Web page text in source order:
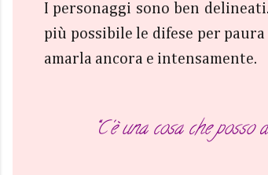
I personaggi sono ben
più possibile le difese per
amarla ancora e intensamente.
“C'è una cosa che